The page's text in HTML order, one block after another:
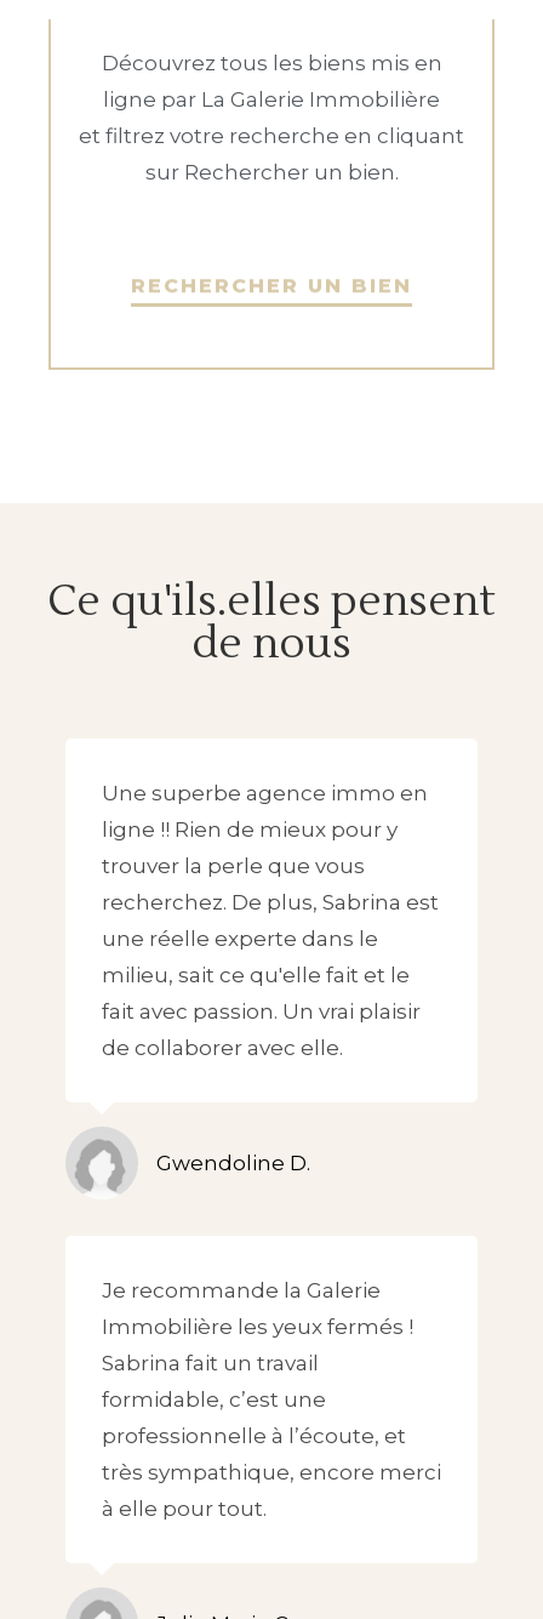
Découvrez tous les biens mis en
ligne par La Galerie Immobilière
et filtrez votre recherche en cliquant
sur Rechercher un bien.
RECHERCHER UN BIEN
Ce qu'ils.elles pensent
de nous
Une superbe agence immo en
ligne !! Rien de mieux pour y
trouver la perle que vous
recherchez. De plus, Sabrina est
une réelle experte dans le
milieu, sait ce qu'elle fait et le
fait avec passion. Un vrai plaisir
de collaborer avec elle.
Gwendoline D.
Je recommande la Galerie
Immobilière les yeux fermés !
Sabrina fait un travail
formidable, c’est une
professionnelle à l’écoute, et
très sympathique, encore merci
à elle pour tout.